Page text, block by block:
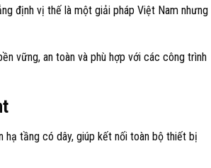
định vị thế là một giải pháp Việt Nam nhưng
vững, an toàn và phù hợp với các công trình
hạ tầng có dây, giúp kết nối toàn bộ thiết bị